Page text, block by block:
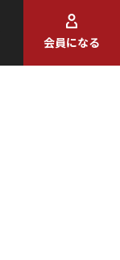
会員になる